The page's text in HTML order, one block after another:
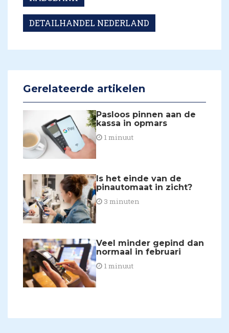
DETAILHANDEL NEDERLAND
Gerelateerde artikelen
Pasloos pinnen aan de
kassa in opmars
1 minuut
Is het einde van de
pinautomaat in zicht?
3 minuten
Veel minder gepind dan
normaal in februari
1 minuut